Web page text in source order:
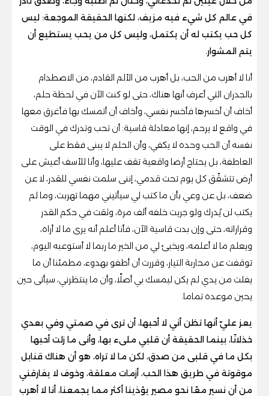
في عالم كل شيء فيه مزيف، لكنها الحقيقة الموجعة: ليس
كل حب يكتب له أن يكتمل، وليس كل من يحب يستطيع أن
يتم المشوار.
أنا لا أهرب من الحب، بل أهرب من الألم القادم، من الاصطدام
بالجدران التي أعرف أنها هناك، حتى لو كنت الآن في لحظة حلم،
أخاف أن أخسرها فأخسر نفسي، وأخاف أن أتمسك بها فأغرق معها
في واقع لا يرحم، إنها معادلة قاسية: أن تحب وتدرك في الوقت
نفسه أن الحب وحده لا يكفي، وأن الحلم لا يبنى فقط على
العاطفة، بل يحتاج أرضا واقعية تقف عليها، وأنا للأسف أعيش على
أرض تتشقّق كل يوم تحت قدمي، إننى سلمت نفسي للقدر، لا عن
ضعف، بل عن وعي بأن ما كتب لي سيأتيني مهما تهربت، وما لم
يكتب لن يُدرك ولو جريت خلفه ألف مرة، وثقت في حكم القدر
وقراراته، حتى وإن بدت قاسية الآن، فأنا أعلم أنه يرى ما لا أراه،
ويعلم ما لا أعلمه، ويخبئ لي من الخير ما ربما لا أستوعبه اليوم،
توقفت عن محاربة التيار، وقررت أن أطفو بهدوء، مطمئنا أن ما
يفلت من يدي لم يكن ليمسك بي أصلًا، وأن ما ينتظرني، سيأتى حين
يحين موعده تماما.
يعز عليّ أنها تظن أني لا أحبها، أن ترى في صمتي وفي بعدي
خذلانًا، بينما الحقيقة أن قلبي ملىء بها، وأنى ما زلت أحبها
بكل ما في قلبى من صدق، لكن ما لا تراه، هو أن هناك قنابل
موقوتة في طريق هذا الحب، أزمات معلقة، وخوف لا يفارقني
من أن نسير معًا نحو مصير يؤذينا أكثر مما يجمعنا، أنا لا أهرب